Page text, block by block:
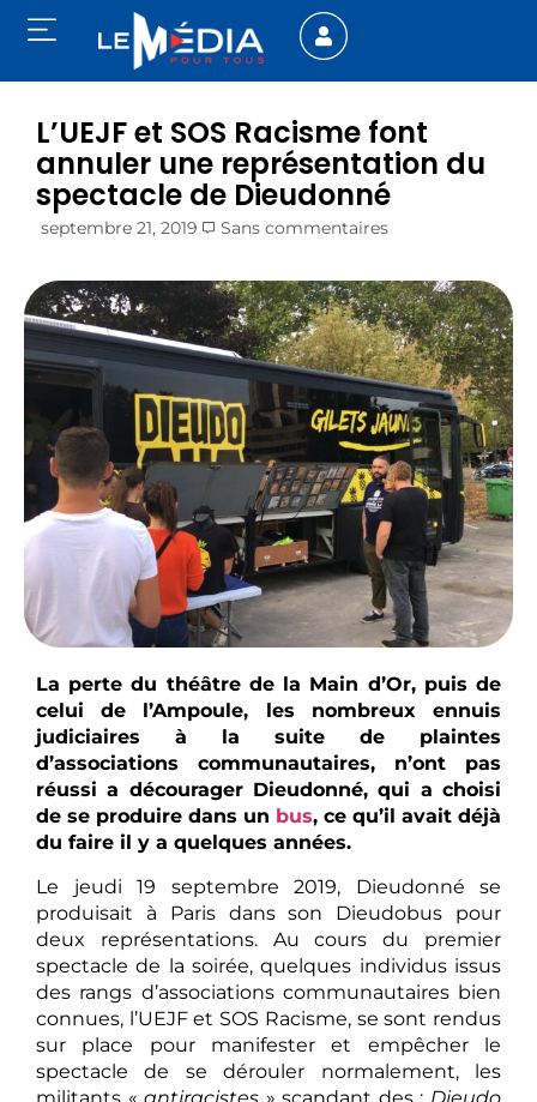
L’UEJF et SOS Racisme font
annuler une représentation du
spectacle de Dieudonné
septembre 21, 2019 Sans commentaires
La perte du théâtre de la Main d’Or, puis de
celui de l’Ampoule, les nombreux ennuis
judiciaires à la suite de plaintes
d’associations communautaires, n’ont pas
réussi a décourager Dieudonné, qui a choisi
de se produire dans un bus, ce qu’il avait déjà
du faire il y a quelques années.
Le jeudi 19 septembre 2019, Dieudonné se
produisait à Paris dans son Dieudobus pour
deux représentations. Au cours du premier
spectacle de la soirée, quelques individus issus
des rangs d’associations communautaires bien
connues, l’UEJF et SOS Racisme, se sont rendus
sur place pour manifester et empêcher le
spectacle de se dérouler normalement, les